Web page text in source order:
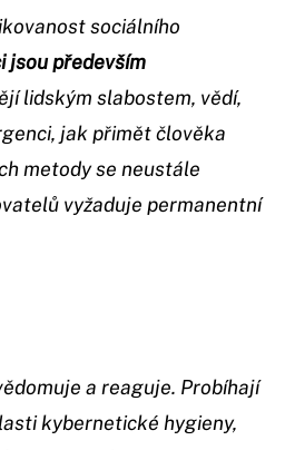
sociálního
jsou především
lidským slabostem, vědí,
jak přimět člověka
metody se neustále
vyžaduje permanentní
a reaguje. Probíhají
kybernetické hygieny,